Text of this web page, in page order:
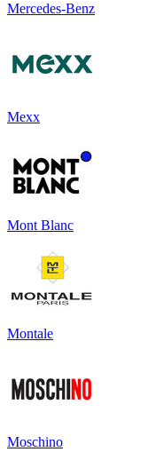
Mercedes-Benz
Mexx
Mont Blanc
Montale
Moschino